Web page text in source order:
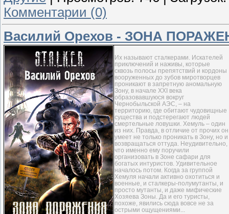
Комментарии (0)
Василий Орехов - ЗОНА
Их называют сталкерами. Искателей
приключений и наживы, которые
сквозь полосы препятствий и кордоны
вооруженных до зубов миротворцев
проникают в запретную аномальную
Зону, в начале XXI века
образовавшуюся вокруг
Чернобыльской АЭС, – на
территорию, где обитают чудовищные
существа и подстерегают людей
смертельные ловушки. Хемуль – один
из них. Правда, в отличие от прочих он
умеет не только проникать в Зону, но и
возвращаться оттуда. Неудивительно,
что именно ему поручили
организовать в Зоне сафари для
богатых интуристов. Удивительное
началось потом. Когда за группой
Хемуля начали активно охотиться и
военные, и сталкеры-полумутанты, и
просто мутанты, и даже мифические
Хозяева Зоны. Да и его туристы,
похоже, явились сюда вовсе не за
острыми ощущениями...